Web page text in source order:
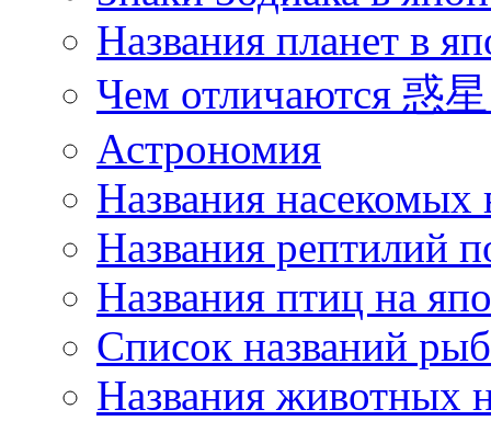
Названия планет в
Чем отличаются 惑
Астрономия
Названия насекомых
Названия рептилий
Названия птиц на
Список названий
Названия животных